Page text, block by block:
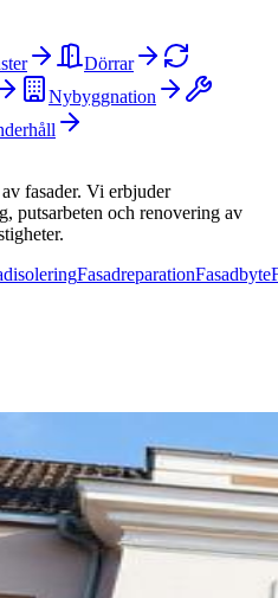
Dörrar
Nybyggnation
fasader. Vi erbjuder
putsarbeten och renovering av
FasadreparationFasadbyte